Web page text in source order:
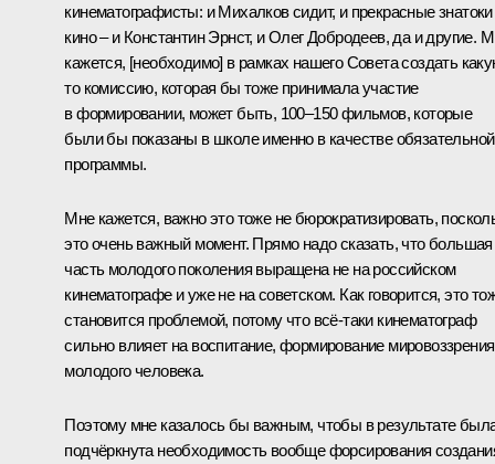
кинематографисты: и Михалков сидит, и прекрасные знатоки
кино – и Константин Эрнст, и Олег Добродеев, да и другие.
кажется, [необходимо] в рамках нашего Совета создать
то комиссию, которая бы тоже принимала участие
в формировании, может быть, 100–150 фильмов, которые
были бы показаны в школе именно в качестве обязательной
программы.
Мне кажется, важно это тоже не бюрократизировать,
это очень важный момент. Прямо надо сказать, что большая
часть молодого поколения выращена не на российском
кинематографе и уже не на советском. Как говорится, это
становится проблемой, потому что всё-таки кинематограф
сильно влияет на воспитание, формирование мировоззрения
молодого человека.
Поэтому мне казалось бы важным, чтобы в результате
подчёркнута необходимость вообще форсирования